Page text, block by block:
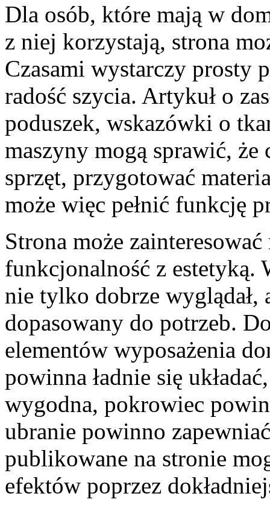
Dla osób, które mają w
z niej korzystają, strona
Czasami wystarczy prosty
radość szycia. Artykuł o
poduszek, wskazówki o
maszyny mogą sprawić,
sprzęt, przygotować
może więc pełnić funkcję
Strona może
funkcjonalność z estetyką.
nie tylko dobrze wyglądał,
dopasowany do potrzeb.
elementów wyposażenia
powinna ładnie się
wygodna, pokrowiec
ubranie powinno
publikowane na stronie
efektów poprzez